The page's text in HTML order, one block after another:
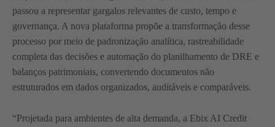
passou a representar gargalos relevantes de custo, tempo e
governança. A nova plataforma propõe a transformação desse
processo por meio de padronização analítica, rastreabilidade
completa das decisões e automação do planilhamento de DRE e
balanços patrimoniais, convertendo documentos não
estruturados em dados organizados, auditáveis e comparáveis.
“Projetada para ambientes de alta demanda, a Ebix AI Credit